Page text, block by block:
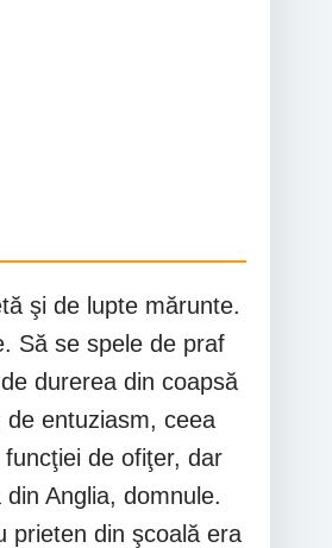
şi de lupte mărunte.
Să se spele de praf
durerea din coapsă
entuziasm, ceea
de ofiţer, dar
Anglia, domnule.
prieten din şcoală era